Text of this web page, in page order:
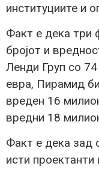
институциите и
Факт е дека три
бројот и
Ленди Груп со
евра, Пирамид
вреден 16
вредни 18
Факт е дека зад
исти